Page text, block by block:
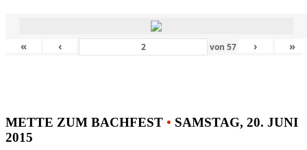
« ‹ von57 › »
METTE ZUM BACHFEST • SAMSTAG, 20. JUNI
2015